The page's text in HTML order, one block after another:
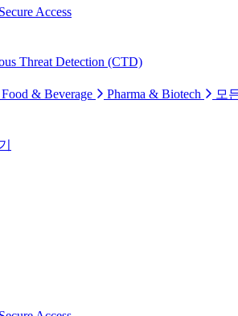
Access
Threat Detection (CTD)
Food & Beverage Pharma & Biotech
모